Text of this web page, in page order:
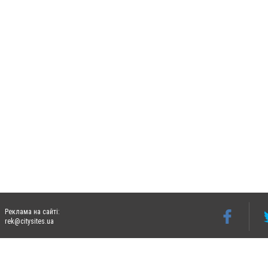
Реклама на сайті:
rek@citysites.ua